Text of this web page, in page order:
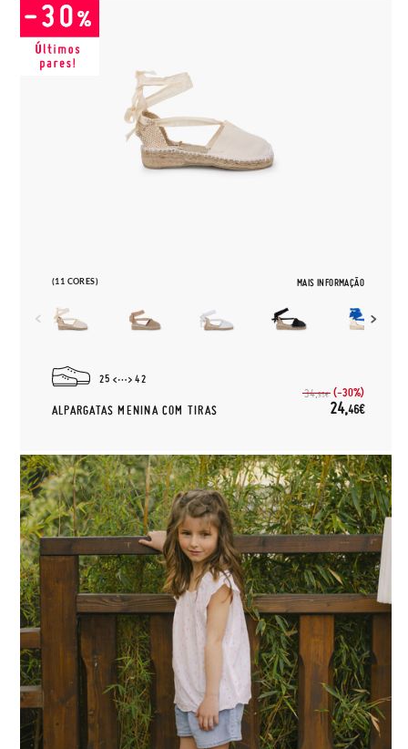
(11 CORES) MAIS INFORMAÇÃO
25 42
ALPARGATAS MENINA COM TIRAS
34,95€ (-30%)
24,46€